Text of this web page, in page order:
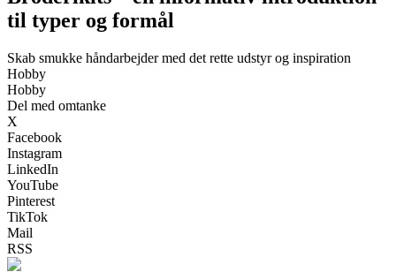
til typer og formål
Skab smukke håndarbejder med det rette udstyr og inspiration
Hobby
Hobby
Del med omtanke
X
Facebook
Instagram
LinkedIn
YouTube
Pinterest
TikTok
Mail
RSS